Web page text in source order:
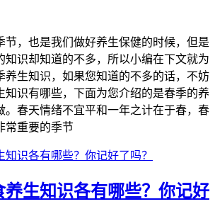
节，也是我们做好养生保健的时候，但是
知识却知道的不多，所以小编在下文就为
养生知识，如果您知道的不多的话，不妨
知识有哪些，下面为您介绍的是春季的养
。春天情绪不宜平和一年之计在于春，春
常重要的季节
养生知识各有哪些？你记好